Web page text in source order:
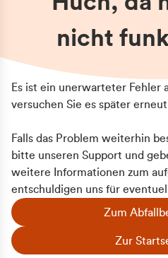
nicht
Es ist ein unerwarteter Fehler
versuchen Sie es später
Falls das Problem weiterhin
bitte unseren Support und
weitere Informationen zum
entschuldigen uns für
Zum
Zur